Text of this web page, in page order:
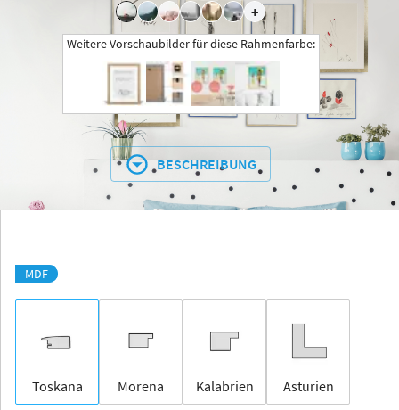
+
Weitere Vorschaubilder für diese Rahmenfarbe:
BESCHREIBUNG
MDF
Toskana Morena Kalabrien Asturien